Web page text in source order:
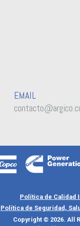
EMAIL
Política de Calidad
Política de Seguridad,
Copyright © 2026. All